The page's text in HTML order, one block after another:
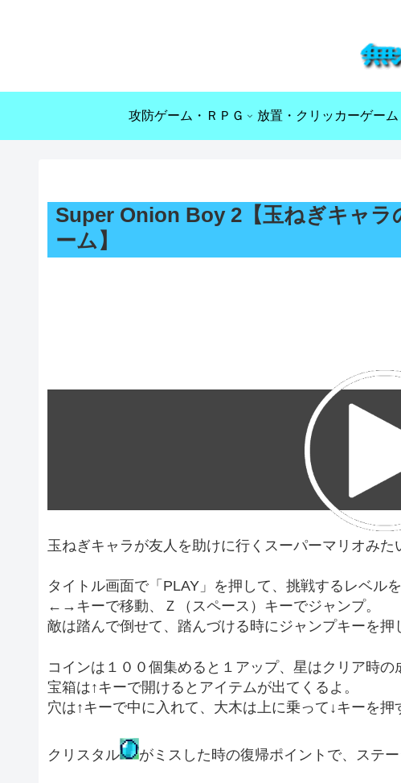
攻防ゲーム・ＲＰＧ 放置・クリッカーゲーム
Super Onion Boy 2【玉ねぎキャ
ーム】
玉ねぎキャラが友人を助けに行くスーパーマリオみた
タイトル画面で「PLAY」を押して、挑戦するレベル
←→キーで移動、Ｚ（スペース）キーでジャンプ。
敵は踏んで倒せて、踏んづける時にジャンプキーを押
コインは１００個集めると１アップ、星はクリア時の
宝箱は↑キーで開けるとアイテムが出てくるよ。
穴は↑キーで中に入れて、大木は上に乗って↓キーを押
クリスタル がミスした時の復帰ポイントで、ステ